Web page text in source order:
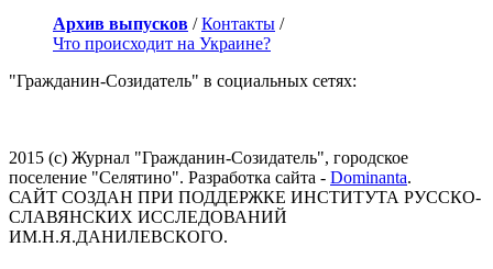
Архив выпусков /Контакты /
Что происходит на Украине?
"Гражданин-Созидатель" в социальных сетях:
2015 (с) Журнал "Гражданин-Созидатель", городское
поселение "Селятино". Разработка сайта - Dominanta.
САЙТ СОЗДАН ПРИ ПОДДЕРЖКЕ ИНСТИТУТА РУССКО-
СЛАВЯНСКИХ ИССЛЕДОВАНИЙ
ИМ.Н.Я.ДАНИЛЕВСКОГО.